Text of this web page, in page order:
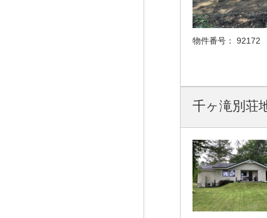
物件番号： 92172
千ヶ滝別荘